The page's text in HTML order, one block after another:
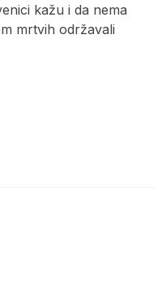
kažu i da nema
mrtvih održavali